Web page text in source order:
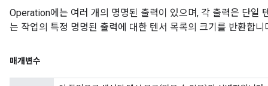
Operation에는 여러 개의 명명된 출력이 있으며, 각 출력은 단일
는 작업의 특정 명명된 출력에 대한 텐서 목록의 크기를 반환합니
매개변수